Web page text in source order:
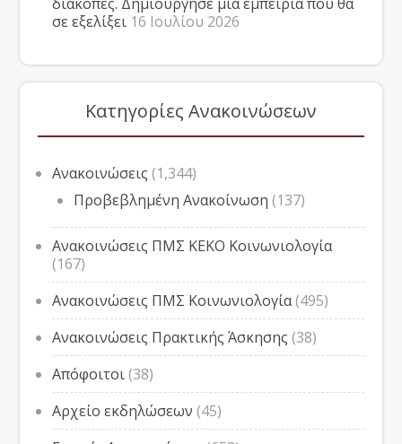
σε εξελίξει 16 Ιουλίου 2026
Κατηγορίες Ανακοινώσεων
Ανακοινώσεις (1,344)
Προβεβλημένη Ανακοίνωση (137)
Ανακοινώσεις ΠΜΣ ΚΕΚΟ Κοινωνιολογία
(167)
Ανακοινώσεις ΠΜΣ Κοινωνιολογία(495)
Ανακοινώσεις Πρακτικής Άσκησης (38)
Απόφοιτοι(38)
Αρχείο εκδηλώσεων (45)